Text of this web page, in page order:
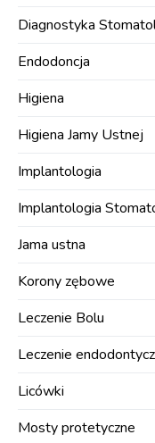
Diagnostyka
Endodoncja
Higiena
Higiena Jamy Ustnej
Implantologia
Implantologia
Jama ustna
Korony zębowe
Leczenie Bolu
Leczenie
Licówki
Mosty protetyczne